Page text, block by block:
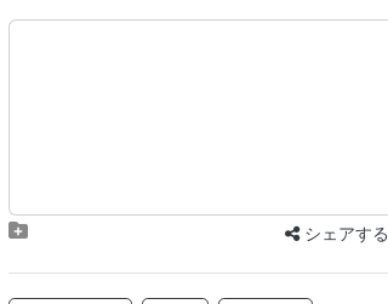
シェアする